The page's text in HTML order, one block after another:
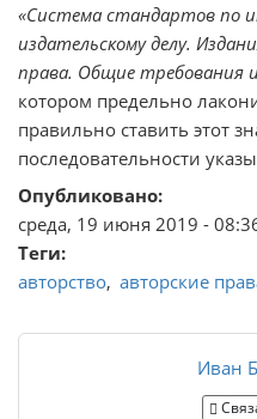
«Система стандартов по
издательскому делу.
права. Общие требования
котором предельно
правильно ставить этот
последовательности
Опубликовано
среда, 19 июня 2019 -
Теги
авторство авторские
Иван